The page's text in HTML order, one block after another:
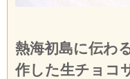
熱海初島に伝わ
作した生チョコ